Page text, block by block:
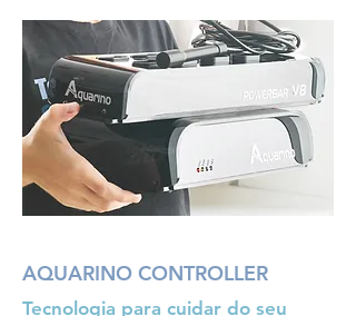
AQUARINO CONTROLLER
Tecnologia para cuidar do seu